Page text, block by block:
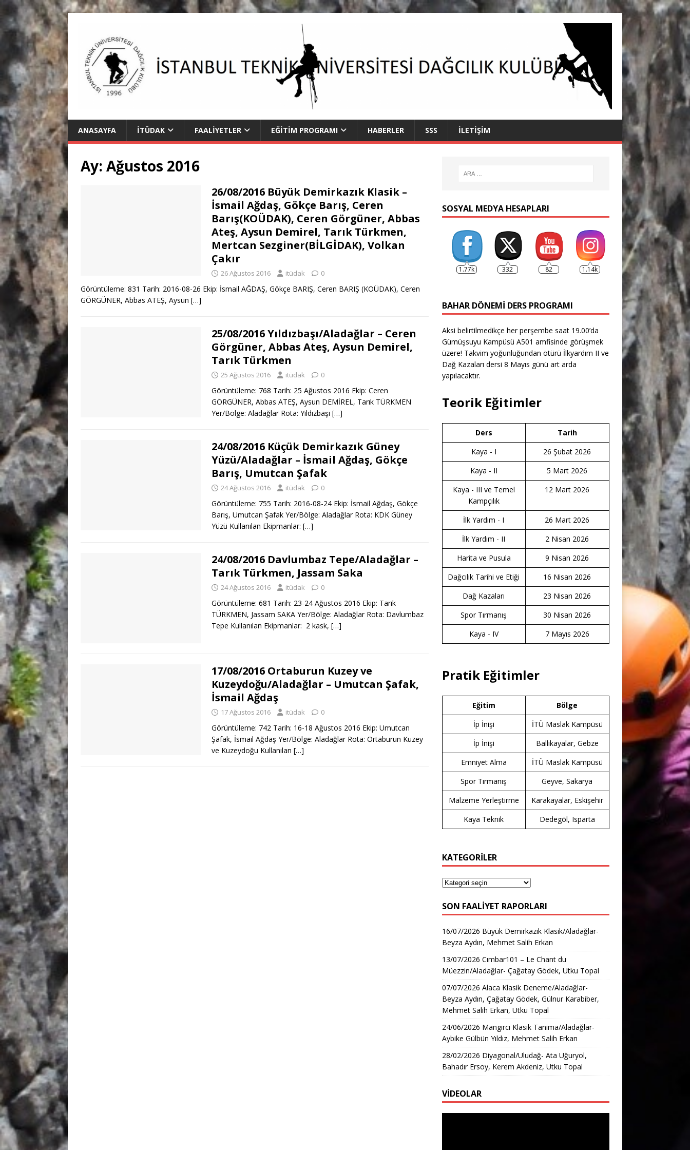
ANASAYFA İTÜDAK FAALIYETLER EĞITIM PROGRAMI HABERLER SSS İLETIŞIM
Ay: Ağustos 2016
26/08/2016 Büyük Demirkazık Klasik –
İsmail Ağdaş, Gökçe Barış, Ceren
Barış(KOÜDAK), Ceren Görgüner, Abbas
Ateş, Aysun Demirel, Tarık Türkmen,
Mertcan Sezginer(BİLGİDAK), Volkan
Çakır
26 Ağustos 2016 itüdak 0
Görüntüleme: 831 Tarih: 2016-08-26 Ekip: İsmail AĞDAŞ, Gökçe BARIŞ, Ceren BARIŞ (KOÜDAK), Ceren
GÖRGÜNER, Abbas ATEŞ, Aysun […]
25/08/2016 Yıldızbaşı/Aladağlar – Ceren
Görgüner, Abbas Ateş, Aysun Demirel,
Tarık Türkmen
25 Ağustos 2016 itüdak 0
Görüntüleme: 768 Tarih: 25 Ağustos 2016 Ekip: Ceren
GÖRGÜNER, Abbas ATEŞ, Aysun DEMİREL, Tarık TÜRKMEN
Yer/Bölge: Aladağlar Rota: Yıldızbaşı […]
24/08/2016 Küçük Demirkazık Güney
Yüzü/Aladağlar – İsmail Ağdaş, Gökçe
Barış, Umutcan Şafak
24 Ağustos 2016 itüdak 0
Görüntüleme: 755 Tarih: 2016-08-24 Ekip: İsmail Ağdaş, Gökçe
Barış, Umutcan Şafak Yer/Bölge: Aladağlar Rota: KDK Güney
Yüzü Kullanılan Ekipmanlar: […]
24/08/2016 Davlumbaz Tepe/Aladağlar –
Tarık Türkmen, Jassam Saka
24 Ağustos 2016 itüdak 0
Görüntüleme: 681 Tarih: 23-24 Ağustos 2016 Ekip: Tarık
TÜRKMEN, Jassam SAKA Yer/Bölge: Aladağlar Rota: Davlumbaz
Tepe Kullanılan Ekipmanlar: 2 kask, […]
17/08/2016 Ortaburun Kuzey ve
Kuzeydoğu/Aladağlar – Umutcan Şafak,
İsmail Ağdaş
17 Ağustos 2016 itüdak 0
Görüntüleme: 742 Tarih: 16-18 Ağustos 2016 Ekip: Umutcan
Şafak, İsmail Ağdaş Yer/Bölge: Aladağlar Rota: Ortaburun Kuzey
ve Kuzeydoğu Kullanılan […]
SOSYAL MEDYA HESAPLARI
1.77k 332 82 1.14k
BAHAR DÖNEMI DERS PROGRAMI
Aksi belirtilmedikçe her perşembe saat 19.00’da
Gümüşsuyu Kampüsü A501 amfisinde görüşmek
üzere! Takvim yoğunluğundan ötürü İlkyardım II ve
Dağ Kazaları dersi 8 Mayıs günü art arda
yapılacaktır.
Teorik Eğitimler
Ders
Tarih
Kaya - I
26 Şubat 2026
Kaya - II
5 Mart 2026
Kaya - III ve Temel
Kampçılık
12 Mart 2026
İlk Yardım - I
26 Mart 2026
İlk Yardım - II
2 Nisan 2026
Harita ve Pusula
9 Nisan 2026
Dağcılık Tarihi ve Etiği
16 Nisan 2026
Dağ Kazaları
23 Nisan 2026
Spor Tırmanış
30 Nisan 2026
Kaya - IV
7 Mayıs 2026
Pratik Eğitimler
Eğitim
Bölge
İp İnişi
İTÜ Maslak Kampüsü
İp İnişi
Ballıkayalar, Gebze
Emniyet Alma
İTÜ Maslak Kampüsü
Spor Tırmanış
Geyve, Sakarya
Malzeme Yerleştirme
Karakayalar, Eskişehir
Kaya Teknik
Dedegöl, Isparta
KATEGORİLER
SON FAALIYET RAPORLARI
16/07/2026 Büyük Demirkazık Klasik/Aladağlar-
Beyza Aydın, Mehmet Salih Erkan
13/07/2026 Cımbar101 – Le Chant du
Müezzin/Aladağlar- Çağatay Gödek, Utku Topal
07/07/2026 Alaca Klasik Deneme/Aladağlar-
Beyza Aydın, Çağatay Gödek, Gülnur Karabiber,
Mehmet Salih Erkan, Utku Topal
24/06/2026 Mangırcı Klasik Tanıma/Aladağlar-
Aybike Gülbün Yıldız, Mehmet Salih Erkan
28/02/2026 Diyagonal/Uludağ- Ata Uğuryol,
Bahadır Ersoy, Kerem Akdeniz, Utku Topal
VİDEOLAR